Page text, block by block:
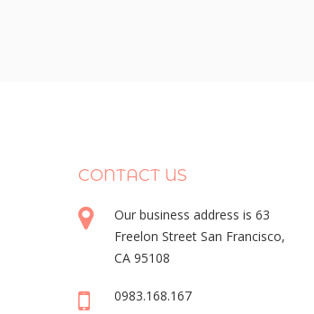
CONTACT US
Our business address is 63
Freelon Street San Francisco,
CA 95108
0983.168.167